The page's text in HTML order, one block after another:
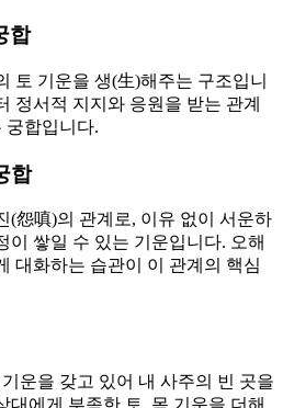
합
토 기운을 생(生)해주는 구조입니
정서적 지지와 응원을 받는 관계
궁합입니다.
합
(怨嗔)의 관계로, 이유 없이 서운하
이 쌓일 수 있는 기운입니다. 오해
대화하는 습관이 이 관계의 핵심
운을 갖고 있어 내 사주의 빈 곳을
대에게 부족한 토, 목 기운을 더해